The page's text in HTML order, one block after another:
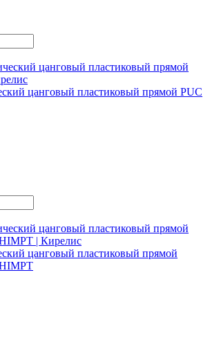
цанговый пластиковый прямой PUC
цанговый пластиковый прямой